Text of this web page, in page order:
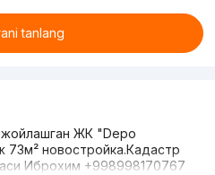
tanlang
жойлашган ЖК "Depo
73м² новостройка.Кадастр
Иброхим +998998170767